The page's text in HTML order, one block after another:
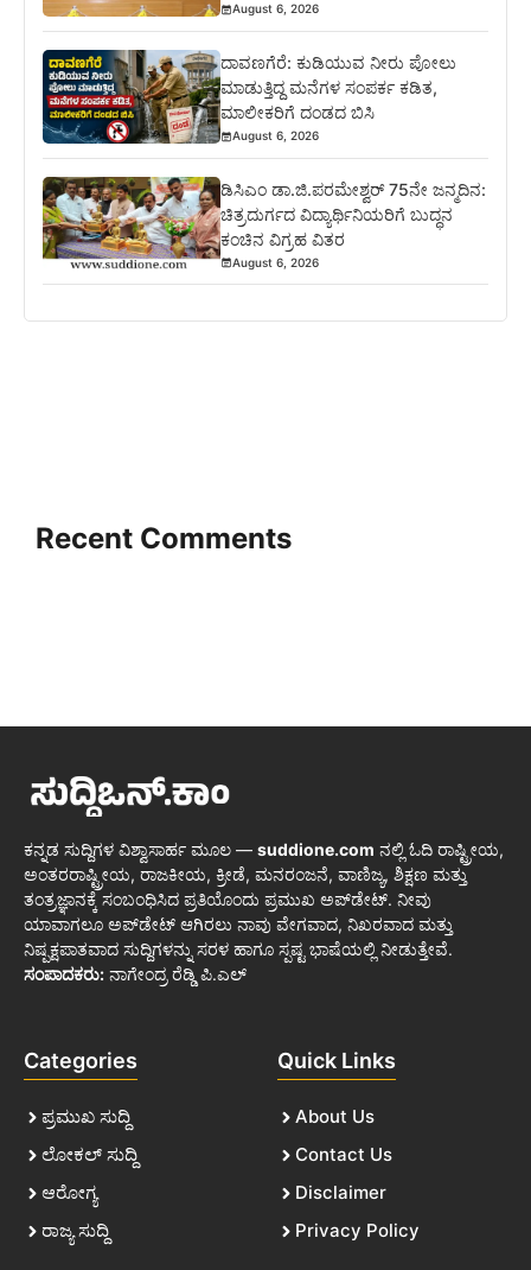
August 6, 2026
ದಾವಣಗೆರೆ: ಕುಡಿಯುವ ನೀರು ಪೋಲು
ಮಾಡುತ್ತಿದ್ದ ಮನೆಗಳ ಸಂಪರ್ಕ ಕಡಿತ,
ಮಾಲೀಕರಿಗೆ ದಂಡದ ಬಿಸಿ
August 6, 2026
ಡಿಸಿಎಂ ಡಾ.ಜಿ.ಪರಮೇಶ್ವರ್ 75ನೇ ಜನ್ಮದಿನ:
ಚಿತ್ರದುರ್ಗದ ವಿದ್ಯಾರ್ಥಿನಿಯರಿಗೆ ಬುದ್ಧನ
ಕಂಚಿನ ವಿಗ್ರಹ ವಿತರ
August 6, 2026
Recent Comments
ಕನ್ನಡ ಸುದ್ದಿಗಳ ವಿಶ್ವಾಸಾರ್ಹ ಮೂಲ — suddione.com ನಲ್ಲಿ ಓದಿ ರಾಷ್ಟ್ರೀಯ,
ಅಂತರರಾಷ್ಟ್ರೀಯ, ರಾಜಕೀಯ, ಕ್ರೀಡೆ, ಮನರಂಜನೆ, ವಾಣಿಜ್ಯ, ಶಿಕ್ಷಣ ಮತ್ತು
ತಂತ್ರಜ್ಞಾನಕ್ಕೆ ಸಂಬಂಧಿಸಿದ ಪ್ರತಿಯೊಂದು ಪ್ರಮುಖ ಅಪ್‌ಡೇಟ್. ನೀವು
ಯಾವಾಗಲೂ ಅಪ್‌ಡೇಟ್ ಆಗಿರಲು ನಾವು ವೇಗವಾದ, ನಿಖರವಾದ ಮತ್ತು
ನಿಷ್ಪಕ್ಷಪಾತವಾದ ಸುದ್ದಿಗಳನ್ನು ಸರಳ ಹಾಗೂ ಸ್ಪಷ್ಟ ಭಾಷೆಯಲ್ಲಿ ನೀಡುತ್ತೇವೆ.
ಸಂಪಾದಕರು: ನಾಗೇಂದ್ರ ರೆಡ್ಡಿ ಪಿ.ಎಲ್
Categories
ಪ್ರಮುಖ ಸುದ್ದಿ
ಲೋಕಲ್ ಸುದ್ದಿ
ಆರೋಗ್ಯ
ರಾಜ್ಯ ಸುದ್ದಿ
Quick Links
About Us
Contact Us
Disclaimer
Privacy Policy